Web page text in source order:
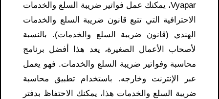
Vyapar، يمكنك عمل فواتير ضريبة السلع والخدمات
الاحترافية التي تتبع قانون ضريبة السلع والخدمات
الهندي (قانون ضريبة السلع والخدمات). بالنسبة
لأصحاب الأعمال الصغيرة، يعد هذا أفضل برنامج
محاسبة وفواتير ضريبة السلع والخدمات. فهو يعمل
عبر الإنترنت وخارجه. باستخدام تطبيق محاسبة
ضريبة السلع والخدمات هذا، يمكنك الاحتفاظ بدفتر